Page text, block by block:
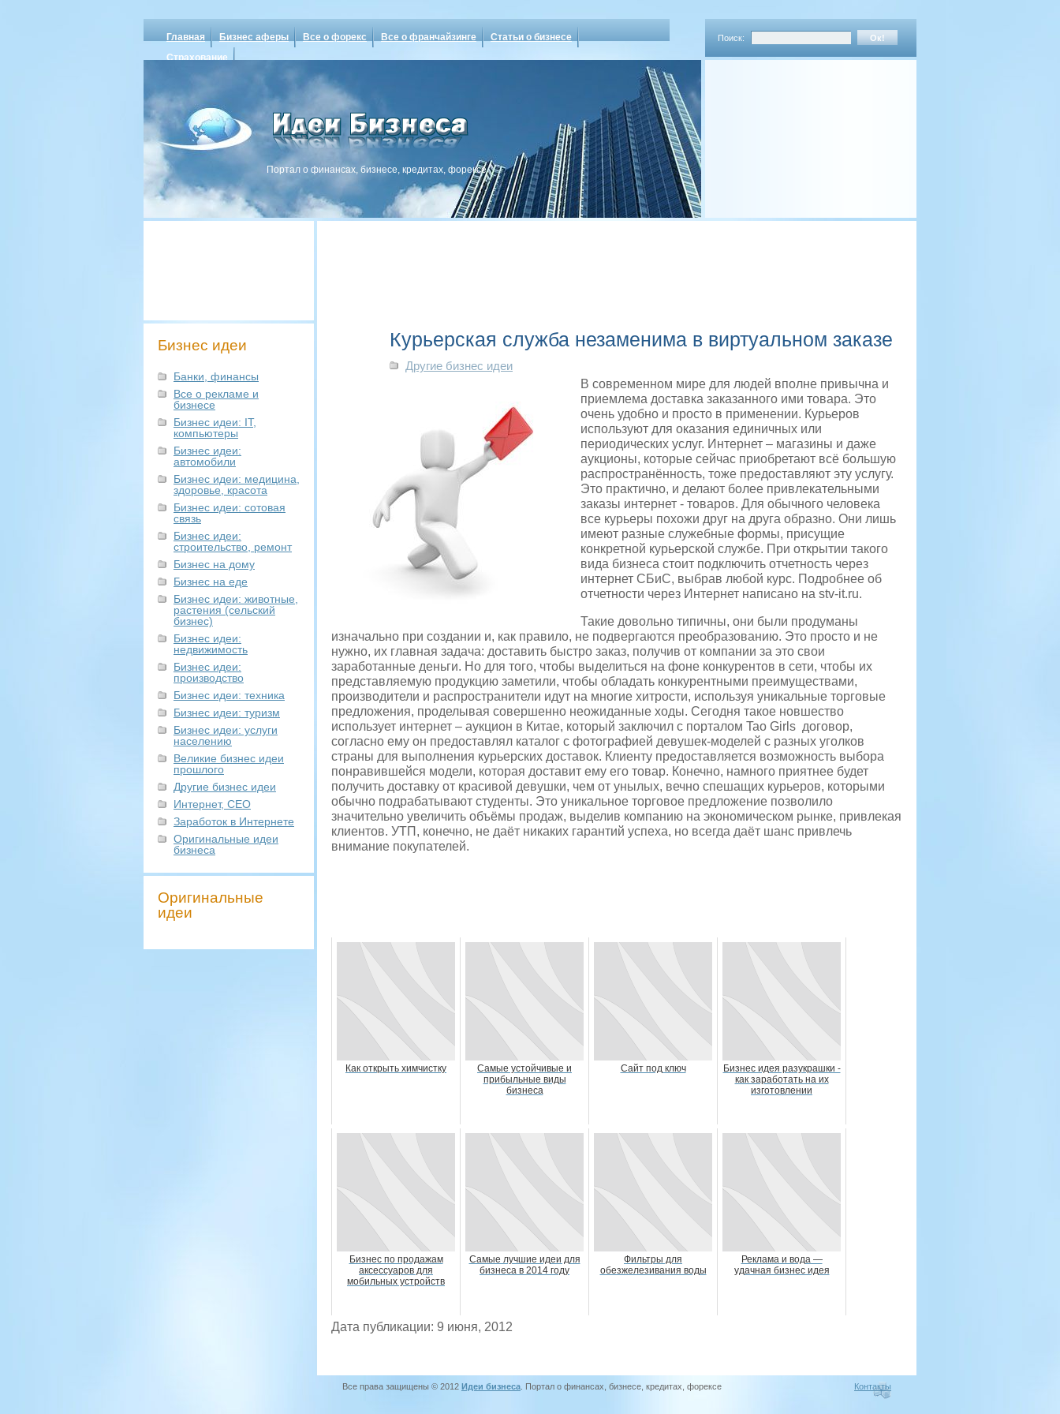
Главная Бизнес аферы Все о форекс Все о франчайзинге
Статьи о бизнесе
Страхование
Поиск:
Портал о финансах, бизнесе, кредитах, форексе
Бизнес идеи
Банки, финансы
Все о рекламе и
бизнесе
Бизнес идеи: IT,
компьютеры
Бизнес идеи:
автомобили
Бизнес идеи: медицина,
здоровье, красота
Бизнес идеи: сотовая
связь
Бизнес идеи:
строительство, ремонт
Бизнес на дому
Бизнес на еде
Бизнес идеи: животные,
растения (сельский
бизнес)
Бизнес идеи:
недвижимость
Бизнес идеи:
производство
Бизнес идеи: техника
Бизнес идеи: туризм
Бизнес идеи: услуги
населению
Великие бизнес идеи
прошлого
Другие бизнес идеи
Интернет, СЕО
Заработок в Интернете
Оригинальные идеи
бизнеса
Оригинальные
идеи
Курьерская служба незаменима в виртуальном заказе
Другие бизнес идеи
В современном мире для людей вполне привычна и
приемлема доставка заказанного ими товара. Это
очень удобно и просто в применении. Курьеров
используют для оказания единичных или
периодических услуг. Интернет – магазины и даже
аукционы, которые сейчас приобретают всё большую
распространённость, тоже предоставляют эту услугу.
Это практично, и делают более привлекательными
заказы интернет - товаров. Для обычного человека
все курьеры похожи друг на друга образно. Они лишь
имеют разные служебные формы, присущие
конкретной курьерской службе. При открытии такого
вида бизнеса стоит подключить отчетность через
интернет СБиС, выбрав любой курс. Подробнее об
отчетности через Интернет написано на stv-it.ru.
Такие довольно типичны, они были продуманы
изначально при создании и, как правило, не подвергаются преобразованию. Это просто и не
нужно, их главная задача: доставить быстро заказ, получив от компании за это свои
заработанные деньги. Но для того, чтобы выделиться на фоне конкурентов в сети, чтобы их
представляемую продукцию заметили, чтобы обладать конкурентными преимуществами,
производители и распространители идут на многие хитрости, используя уникальные торговые
предложения, проделывая совершенно неожиданные ходы. Сегодня такое новшество
использует интернет – аукцион в Китае, который заключил с порталом Tao Girls договор,
согласно ему он предоставлял каталог с фотографией девушек-моделей с разных уголков
страны для выполнения курьерских доставок. Клиенту предоставляется возможность выбора
понравившейся модели, которая доставит ему его товар. Конечно, намного приятнее будет
получить доставку от красивой девушки, чем от унылых, вечно спешащих курьеров, которыми
обычно подрабатывают студенты. Это уникальное торговое предложение позволило
значительно увеличить объёмы продаж, выделив компанию на экономическом рынке, привлекая
клиентов. УТП, конечно, не даёт никаких гарантий успеха, но всегда даёт шанс привлечь
внимание покупателей.
Как открыть химчистку
Самые устойчивые и
прибыльные виды
бизнеса
Сайт под ключ
Бизнес идея разукрашки -
как заработать на их
изготовлении
Бизнес по продажам
аксессуаров для
мобильных устройств
Самые лучшие идеи для
бизнеса в 2014 году
Фильтры для
обезжелезивания воды
Реклама и вода —
удачная бизнес идея
Дата публикации: 9 июня, 2012
Все права защищены © 2012 Идеи бизнеса . Портал о финансах, бизнесе, кредитах, форексе Контакты